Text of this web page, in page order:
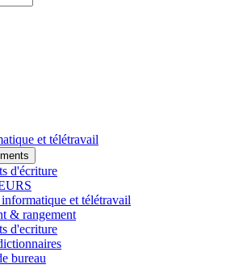
et télétravail
d'écriture
et télétravail
& rangement
d'ecriture
bureau